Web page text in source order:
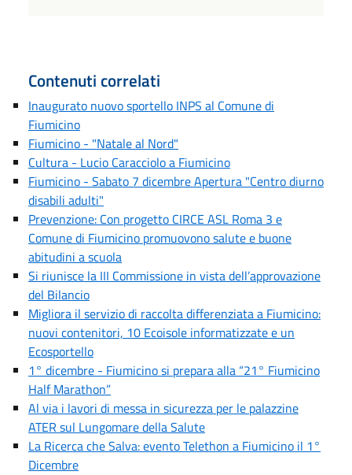
Contenuti correlati
Inaugurato nuovo sportello INPS al Comune di
Fiumicino
Fiumicino - "Natale al Nord"
Cultura - Lucio Caracciolo a Fiumicino
Fiumicino - Sabato 7 dicembre Apertura "Centro diurno
disabili adulti"
Prevenzione: Con progetto CIRCE ASL Roma 3 e
Comune di Fiumicino promuovono salute e buone
abitudini a scuola
Si riunisce la III Commissione in vista dell’approvazione
del Bilancio
Migliora il servizio di raccolta differenziata a Fiumicino:
nuovi contenitori, 10 Ecoisole informatizzate e un
Ecosportello
1° dicembre - Fiumicino si prepara alla “21° Fiumicino
Half Marathon”
Al via i lavori di messa in sicurezza per le palazzine
ATER sul Lungomare della Salute
La Ricerca che Salva: evento Telethon a Fiumicino il 1°
Dicembre